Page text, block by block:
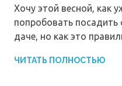
Хочу этой весной, как
попробовать
даче, но как это
ЧИТАТЬ ПОЛНОСТЬЮ